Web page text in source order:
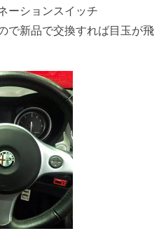
ーションスイッチ
で新品で交換すれば目玉が飛